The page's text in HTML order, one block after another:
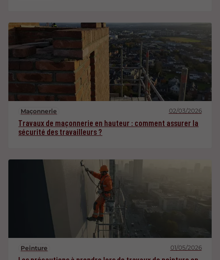
Maçonnerie 02/03/2026
Travaux de maçonnerie en hauteur : comment assurer la
sécurité des travailleurs ?
Peinture 01/05/2026